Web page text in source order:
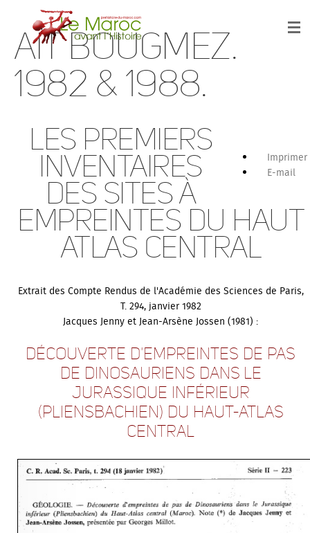
Aït Bougmez.
1982 & 1988.
Imprimer
E-mail
Les premiers
inventaires
des sites à
empreintes du Haut
Atlas central
Extrait des Compte Rendus de l'Académie des Sciences de Paris,
T. 294, janvier 1982
Jacques Jenny et Jean-Arsène Jossen (1981) :
Découverte d'empreintes de pas
de dinosauriens dans le
jurassique inférieur
(Pliensbachien) du Haut-Atlas
central